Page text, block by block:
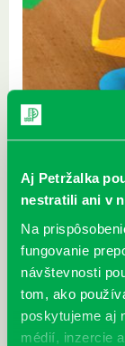
Aj Petržalka
nestratili ani v
Na
fungovanie
návštevnosti
tom, ako
poskytujeme aj
médií, inzercie